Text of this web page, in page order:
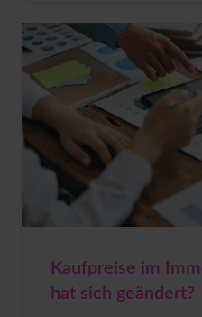
Kaufpreise im
hat sich geändert?